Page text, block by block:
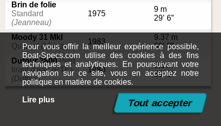
Brin de folie
Standard
(Jeanneau)
1975
9 m
29’ 6”
Moody 31 MkI
Quillard (Moody)
1983
9.37 m
30’ 8”
Dufour 3800Petit
tirant d'eau (PTE)
(Dufour)
1980
9.3 m
30’ 6”
Pour vous offrir la meilleur expérience possible,
Boat-Specs.com utilise des cookies à des fins
techniques et analytiques. En poursuivant votre
navigation sur ce site, vous en acceptez notre
politique en matière de cookies.
Lire plus